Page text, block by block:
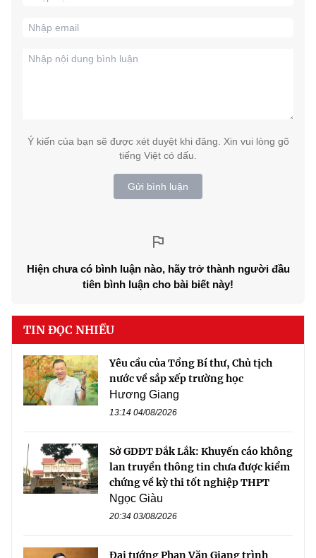
Ý kiến của bạn sẽ được xét duyệt khi đăng. Xin vui lòng gõ
tiếng Việt có dấu.
Gửi bình luận
Hiện chưa có bình luận nào, hãy trở thành người đầu
tiên bình luận cho bài biết này!
TIN ĐỌC NHIỀU
Yêu cầu của Tổng Bí thư, Chủ tịch
nước về sắp xếp trường học
Hương Giang
13:14 04/08/2026
Sở GDĐT Đắk Lắk: Khuyến cáo không
lan truyền thông tin chưa được kiểm
chứng về kỳ thi tốt nghiệp THPT
Ngọc Giàu
20:34 03/08/2026
Đại tướng Phan Văn Giang trình